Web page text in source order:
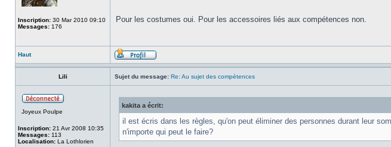
Inscription: 30 Mar 2010 09:10
Messages: 176
Pour les costumes oui. Pour les accessoires liés aux compétences non.
Haut
Lili Sujet du message: Re: Au sujet des compétences
Joyeux Poulpe
Inscription: 21 Avr 2008 10:35
Messages: 113
Localisation: La Lothlorien
kakita a écrit:
il est écris dans les règles, qu'on peut éliminer des personnes durant leur
n'importe qui peut le faire?